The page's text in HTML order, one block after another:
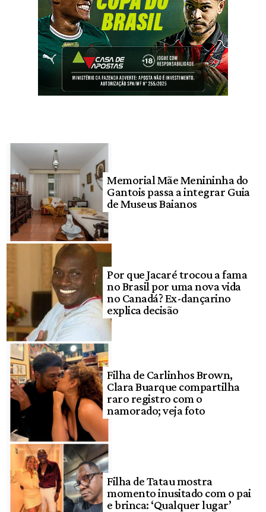
Memorial Mãe Menininha do
Gantois passa a integrar Guia
de Museus Baianos
Por que Jacaré trocou a fama
no Brasil por uma nova vida
no Canadá? Ex-dançarino
explica decisão
Filha de Carlinhos Brown,
Clara Buarque compartilha
raro registro com o
namorado; veja foto
Filha de Tatau mostra
momento inusitado com o pai
e brinca: ‘Qualquer lugar’